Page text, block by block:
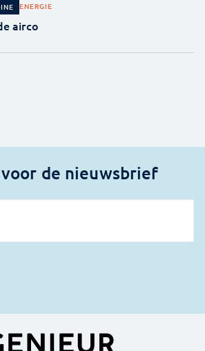
ENERGIE
airco
de nieuwsbrief